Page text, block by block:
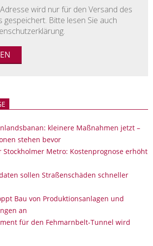
wird nur für den Versand des
gespeichert. Bitte lesen Sie auch
kleinere Maßnahmen jetzt –
stehen bevor
Metro: Kostenprognose erhöht
sollen Straßenschäden schneller
Bau von Produktionsanlagen und
an
für den Fehmarnbelt-Tunnel wird